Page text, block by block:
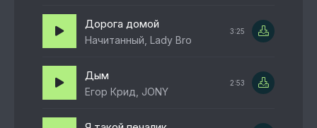
Дорога домой
Начитанный, Lady Bro
3:25
Дым
Егор Крид, JONY
2:53